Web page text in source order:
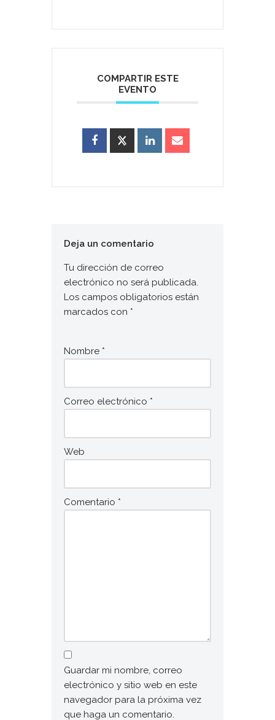
COMPARTIR ESTE
EVENTO
Deja un comentario
Tu dirección de correo
electrónico no será publicada.
Los campos obligatorios están
marcados con *
Nombre *
Correo electrónico *
Web
Comentario *
Guardar mi nombre, correo
electrónico y sitio web en este
navegador para la próxima vez
que haga un comentario.